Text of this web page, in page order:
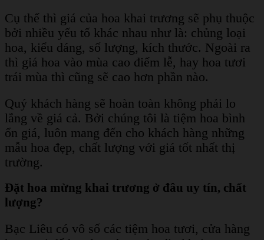
Cụ thể thì giá của hoa khai trương sẽ phụ thuộc
bởi nhiều yếu tố khác nhau như là: chủng loại
hoa, kiểu dáng, số lượng, kích thước. Ngoài ra
thì giá hoa vào mùa cao điểm lễ, hay hoa tươi
trái mùa thì cũng sẽ cao hơn phần nào.
Quý khách hàng sẽ hoàn toàn không phải lo
lắng về giá cả. Bởi chúng tôi là tiệm hoa bình
ổn giá, luôn mang đến cho khách hàng những
mẫu hoa đẹp, chất lượng với giá tốt nhất thị
trường.
Đặt hoa mừng khai trương ở đâu uy tín, chất
lượng?
Bạc Liêu có vô số các tiệm hoa tươi, cửa hàng